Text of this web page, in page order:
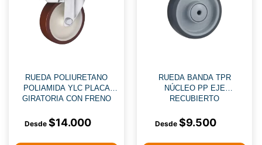
RUEDA POLIURETANO
POLIAMIDA YLC PLACA
GIRATORIA CON FRENO
$14.000
RUEDA BANDA TPR
NÚCLEO PP EJE
RECUBIERTO
$9.500